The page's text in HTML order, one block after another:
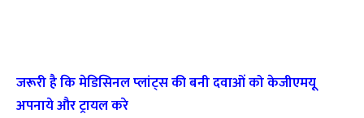
जरूरी है कि मेडिसिनल प्‍लांट्स की बनी दवाओं को केजीएमयू
अपनाये और ट्रायल करे